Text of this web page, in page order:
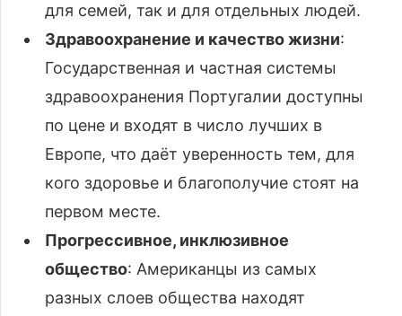
для семей, так и для отдельных людей.
Здравоохранение и качество жизни:
Государственная и частная системы
здравоохранения Португалии доступны
по цене и входят в число лучших в
Европе, что даёт уверенность тем, для
кого здоровье и благополучие стоят на
первом месте.
Прогрессивное, инклюзивное
общество: Американцы из самых
разных слоев общества находят